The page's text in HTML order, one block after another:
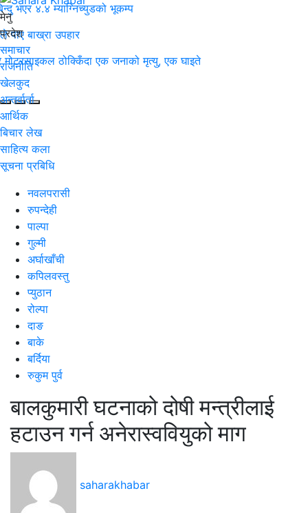
भएर ४.४ म्याग्निच्युडको भूकम्प
बाख्रा उपहार
मोटरसाइकल ठोक्किँदा एक जनाको मृत्यु, एक घाइते
मेनु
प्रदेश
समाचार
राजनीति
खेलकुद
अन्तर्वार्ता
आर्थिक
बिचार लेख
साहित्य कला
सूचना प्रबिधि
नवलपरासी
रुपन्देही
पाल्पा
गुल्मी
अर्घाखाँची
कपिलवस्तु
प्युठान
रोल्पा
दाङ
बाके
बर्दिया
रुकुम पुर्व
बालकुमारी घटनाको दोषी मन्त्रीलाई
हटाउन गर्न अनेरास्ववियुको माग
saharakhabar